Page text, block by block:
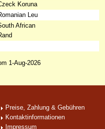
Koruna
Leu
African
1-Aug-2026
Preise, Zahlung & Gebühren
Kontaktinformationen
Impressum